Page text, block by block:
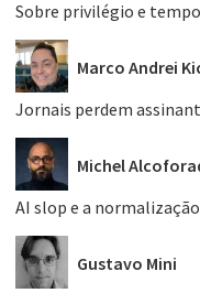
Sobre privilégio e
Marco Andrei
Jornais perdem
Michel
AI slop e a
Gustavo Mini